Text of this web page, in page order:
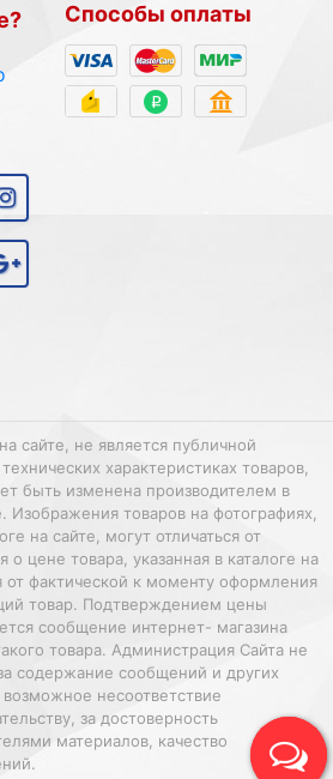
Способы оплаты
сайте, не является публичной
характеристиках товаров,
быть изменена производителем в
Изображения товаров на фотографиях,
на сайте, могут отличаться от
цене товара, указанная в каталоге на
от фактической к моменту оформления
товар. Подтверждением цены
сообщение интернет- магазина
товара. Администрация Сайта не
содержание сообщений и других
несоответствие
за достоверность
материалов, качество